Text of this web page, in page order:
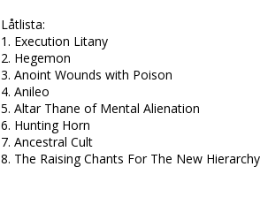
Låtlista:
1. Execution Litany
2. Hegemon
3. Anoint Wounds with Poison
4. Anileo
5. Altar Thane of Mental Alienation
6. Hunting Horn
7. Ancestral Cult
8. The Raising Chants For The New Hierarchy